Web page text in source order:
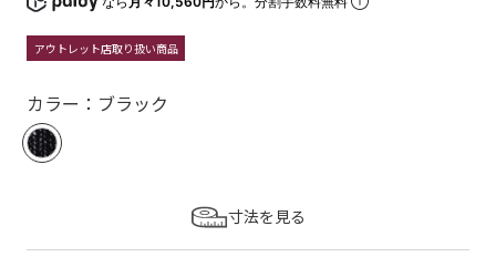
アウトレット店取り扱い商品
カラー：ブラック
寸法を見る